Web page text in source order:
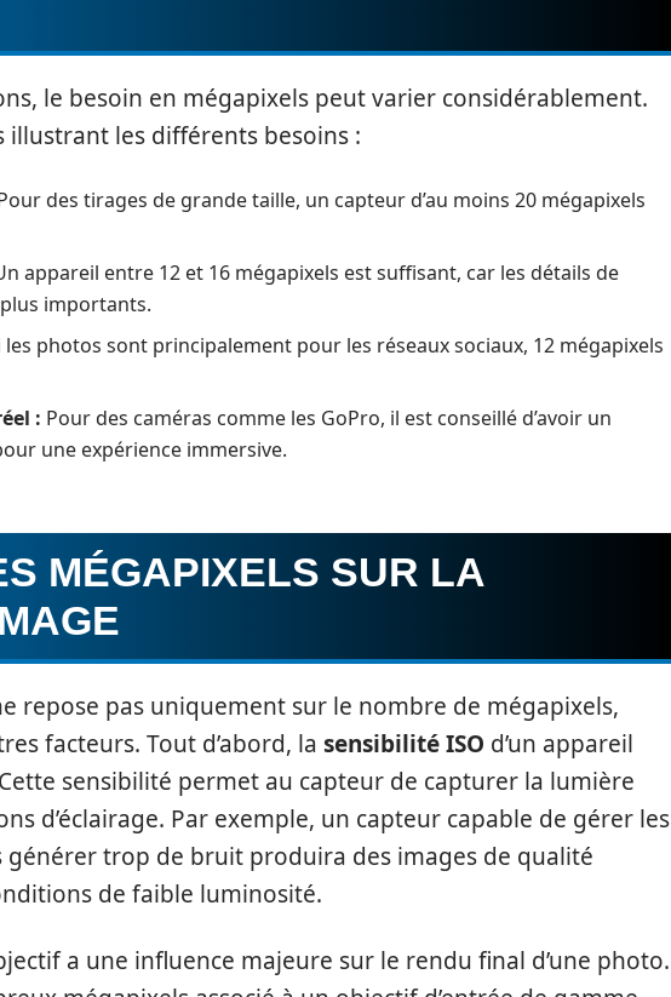
le besoin en mégapixels peut varier considérablement.
illustrant les différents besoins :
des tirages de grande taille, un capteur d’au moins 20 mégapixels
appareil entre 12 et 16 mégapixels est suffisant, car les détails de
importants.
les photos sont principalement pour les réseaux sociaux, 12 mégapixels
: Pour des caméras comme les GoPro, il est conseillé d’avoir un
une expérience immersive.
MÉGAPIXELS SUR LA
repose pas uniquement sur le nombre de mégapixels,
facteurs. Tout d’abord, la sensibilité ISO d’un appareil
sensibilité permet au capteur de capturer la lumière
d’éclairage. Par exemple, un capteur capable de gérer les
générer trop de bruit produira des images de qualité
de faible luminosité.
a une influence majeure sur le rendu final d’une photo.